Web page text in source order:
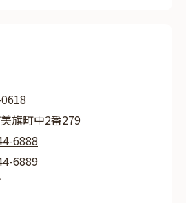
旗町中2番279
6888
6889